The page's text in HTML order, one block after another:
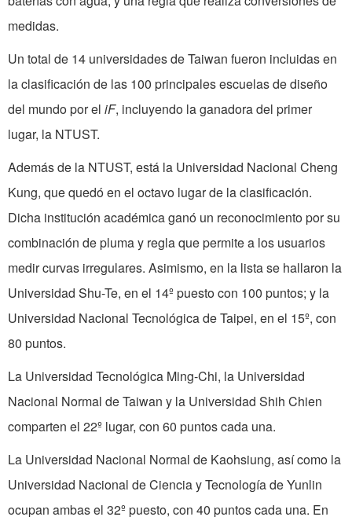
medidas.
Un total de 14 universidades de Taiwan fueron incluidas en
la clasificación de las 100 principales escuelas de diseño
del mundo por el iF, incluyendo la ganadora del primer
lugar, la NTUST.
Además de la NTUST, está la Universidad Nacional Cheng
Kung, que quedó en el octavo lugar de la clasificación.
Dicha institución académica ganó un reconocimiento por su
combinación de pluma y regla que permite a los usuarios
medir curvas irregulares. Asimismo, en la lista se hallaron la
Universidad Shu-Te, en el 14º puesto con 100 puntos; y la
Universidad Nacional Tecnológica de Taipei, en el 15º, con
80 puntos.
La Universidad Tecnológica Ming-Chi, la Universidad
Nacional Normal de Taiwan y la Universidad Shih Chien
comparten el 22º lugar, con 60 puntos cada una.
La Universidad Nacional Normal de Kaohsiung, así como la
Universidad Nacional de Ciencia y Tecnología de Yunlin
ocupan ambas el 32º puesto, con 40 puntos cada una. En